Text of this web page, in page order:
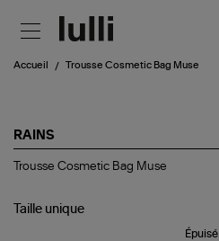
Accueil Trousse Cosmetic Bag Muse
RAINS
Trousse
Muse
Trousse Cosmetic Bag Muse
Taille unique
Épuisé